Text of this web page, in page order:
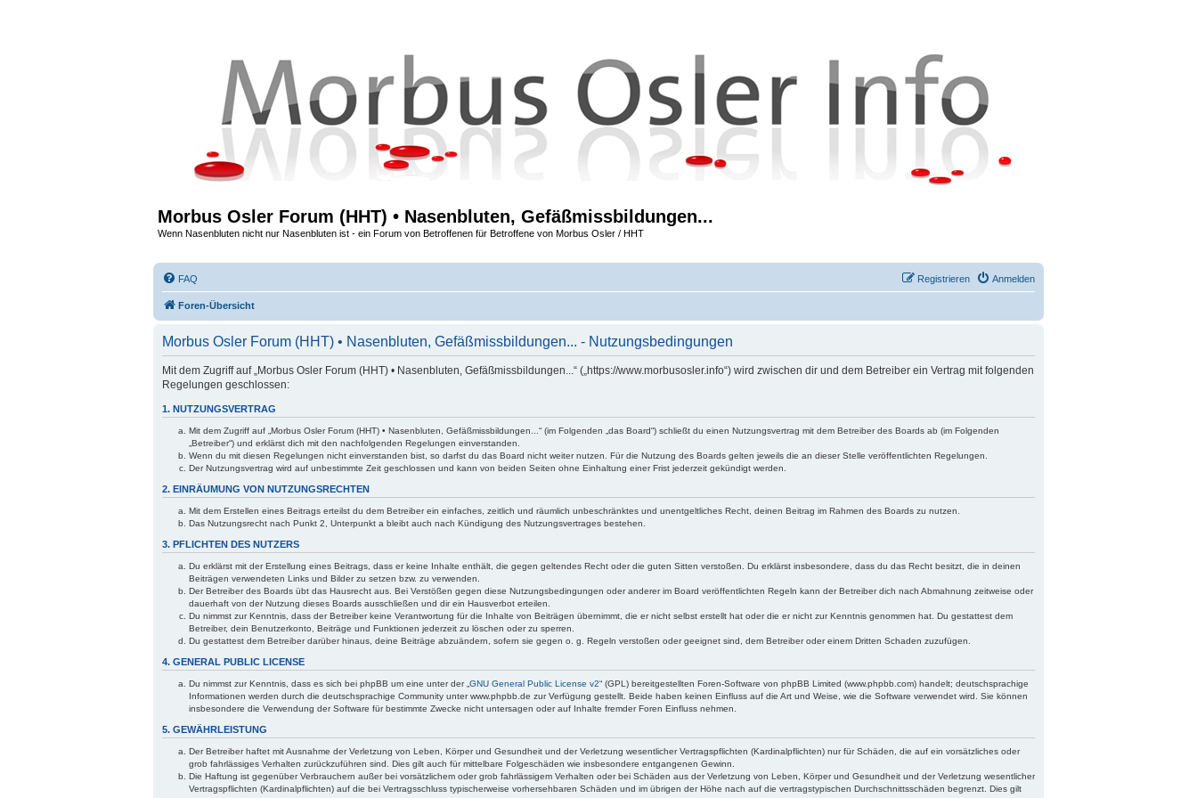
Morbus Osler Forum (HHT) • Nasenbluten, Gefäßmissbildungen...
Wenn Nasenbluten nicht nur Nasenbluten ist - ein Forum von Betroffenen für Betroffene von Morbus Osler / HHT
FAQ Anmelden
Registrieren
Foren-Übersicht
Morbus Osler Forum (HHT) • Nasenbluten, Gefäßmissbildungen... - Nutzungsbedingungen
Mit dem Zugriff auf „Morbus Osler Forum (HHT) • Nasenbluten, Gefäßmissbildungen...“ („https://www.morbusosler.info“) wird zwischen dir und dem Betreiber ein Vertrag mit folgenden
Regelungen geschlossen:
1. NUTZUNGSVERTRAG
Mit dem Zugriff auf „Morbus Osler Forum (HHT) • Nasenbluten, Gefäßmissbildungen...“ (im Folgenden „das Board“) schließt du einen Nutzungsvertrag mit dem Betreiber des Boards ab (im Folgenden
„Betreiber“) und erklärst dich mit den nachfolgenden Regelungen einverstanden.
Wenn du mit diesen Regelungen nicht einverstanden bist, so darfst du das Board nicht weiter nutzen. Für die Nutzung des Boards gelten jeweils die an dieser Stelle veröffentlichten Regelungen.
Der Nutzungsvertrag wird auf unbestimmte Zeit geschlossen und kann von beiden Seiten ohne Einhaltung einer Frist jederzeit gekündigt werden.
2. EINRÄUMUNG VON NUTZUNGSRECHTEN
Mit dem Erstellen eines Beitrags erteilst du dem Betreiber ein einfaches, zeitlich und räumlich unbeschränktes und unentgeltliches Recht, deinen Beitrag im Rahmen des Boards zu nutzen.
Das Nutzungsrecht nach Punkt 2, Unterpunkt a bleibt auch nach Kündigung des Nutzungsvertrages bestehen.
3. PFLICHTEN DES NUTZERS
Du erklärst mit der Erstellung eines Beitrags, dass er keine Inhalte enthält, die gegen geltendes Recht oder die guten Sitten verstoßen. Du erklärst insbesondere, dass du das Recht besitzt, die in deinen
Beiträgen verwendeten Links und Bilder zu setzen bzw. zu verwenden.
Der Betreiber des Boards übt das Hausrecht aus. Bei Verstößen gegen diese Nutzungsbedingungen oder anderer im Board veröffentlichten Regeln kann der Betreiber dich nach Abmahnung zeitweise oder
dauerhaft von der Nutzung dieses Boards ausschließen und dir ein Hausverbot erteilen.
Du nimmst zur Kenntnis, dass der Betreiber keine Verantwortung für die Inhalte von Beiträgen übernimmt, die er nicht selbst erstellt hat oder die er nicht zur Kenntnis genommen hat. Du gestattest dem
Betreiber, dein Benutzerkonto, Beiträge und Funktionen jederzeit zu löschen oder zu sperren.
Du gestattest dem Betreiber darüber hinaus, deine Beiträge abzuändern, sofern sie gegen o. g. Regeln verstoßen oder geeignet sind, dem Betreiber oder einem Dritten Schaden zuzufügen.
4. GENERAL PUBLIC LICENSE
Du nimmst zur Kenntnis, dass es sich bei phpBB um eine unter der „ GNU General Public License v2“ (GPL) bereitgestellten Foren-Software von phpBB Limited (www.phpbb.com) handelt; deutschsprachige
Informationen werden durch die deutschsprachige Community unter www.phpbb.de zur Verfügung gestellt. Beide haben keinen Einfluss auf die Art und Weise, wie die Software verwendet wird. Sie können
insbesondere die Verwendung der Software für bestimmte Zwecke nicht untersagen oder auf Inhalte fremder Foren Einfluss nehmen.
5. GEWÄHRLEISTUNG
Der Betreiber haftet mit Ausnahme der Verletzung von Leben, Körper und Gesundheit und der Verletzung wesentlicher Vertragspflichten (Kardinalpflichten) nur für Schäden, die auf ein vorsätzliches oder
grob fahrlässiges Verhalten zurückzuführen sind. Dies gilt auch für mittelbare Folgeschäden wie insbesondere entgangenen Gewinn.
Die Haftung ist gegenüber Verbrauchern außer bei vorsätzlichem oder grob fahrlässigem Verhalten oder bei Schäden aus der Verletzung von Leben, Körper und Gesundheit und der Verletzung wesentlicher
Vertragspflichten (Kardinalpflichten) auf die bei Vertragsschluss typischerweise vorhersehbaren Schäden und im übrigen der Höhe nach auf die vertragstypischen Durchschnittsschäden begrenzt. Dies gilt